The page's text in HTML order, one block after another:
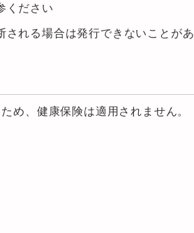
ください
れる場合は発行できないことが
め、健康保険は適用されません。